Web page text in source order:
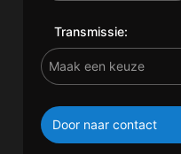
Transmissie:
Door naar contact